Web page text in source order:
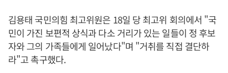
김용태 국민의힘 최고위원은 18일 당 최고위 회의에서 "국
민이 가진 보편적 상식과 다소 거리가 있는 일들이 정 후보
자와 그의 가족들에게 일어났다"며 "거취를 직접 결단하
라"고 촉구했다.